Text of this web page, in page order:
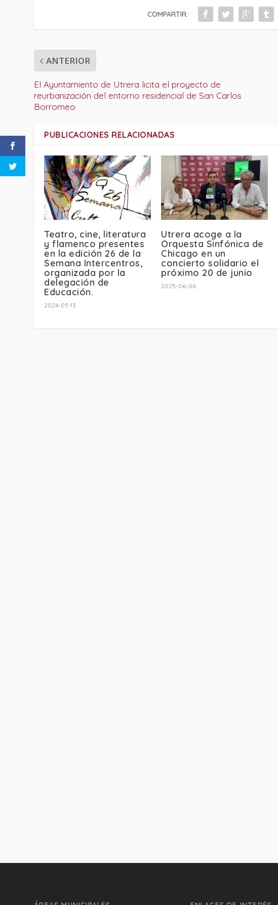
COMPARTIR:
ANTERIOR
El Ayuntamiento de Utrera licita el proyecto de
reurbanización del entorno residencial de San Carlos
Borromeo
PUBLICACIONES RELACIONADAS
Teatro, cine, literatura
y flamenco presentes
en la edición 26 de la
Semana Intercentros,
organizada por la
delegación de
Educación.
2024-05-13
Utrera acoge a la
Orquesta Sinfónica de
Chicago en un
concierto solidario el
próximo 20 de junio
2025-06-06